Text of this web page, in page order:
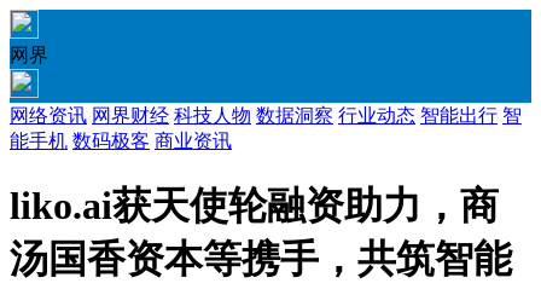
网界
网络资讯 网界财经 科技人物 数据洞察 行业动态 智能出行 智
能手机 数码极客 商业资讯
liko.ai获天使轮融资助力，商
汤国香资本等携手，共筑智能